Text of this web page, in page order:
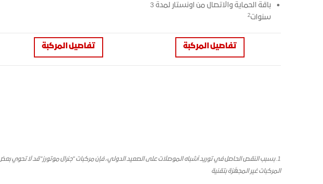
باقة الحماية والاتصال من اونستار لمدة 3
سنوات2
تفاصيل المركبة تفاصيل المركبة
المركبات غير المجهَّزة بتقنية